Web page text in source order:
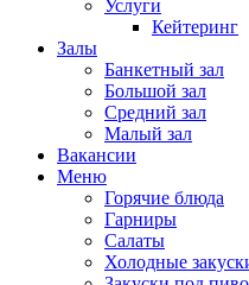
Услуги
Кейтеринг
Залы
Банкетный зал
Большой зал
Средний зал
Малый зал
Вакансии
Меню
Горячие блюда
Гарниры
Салаты
Холодные